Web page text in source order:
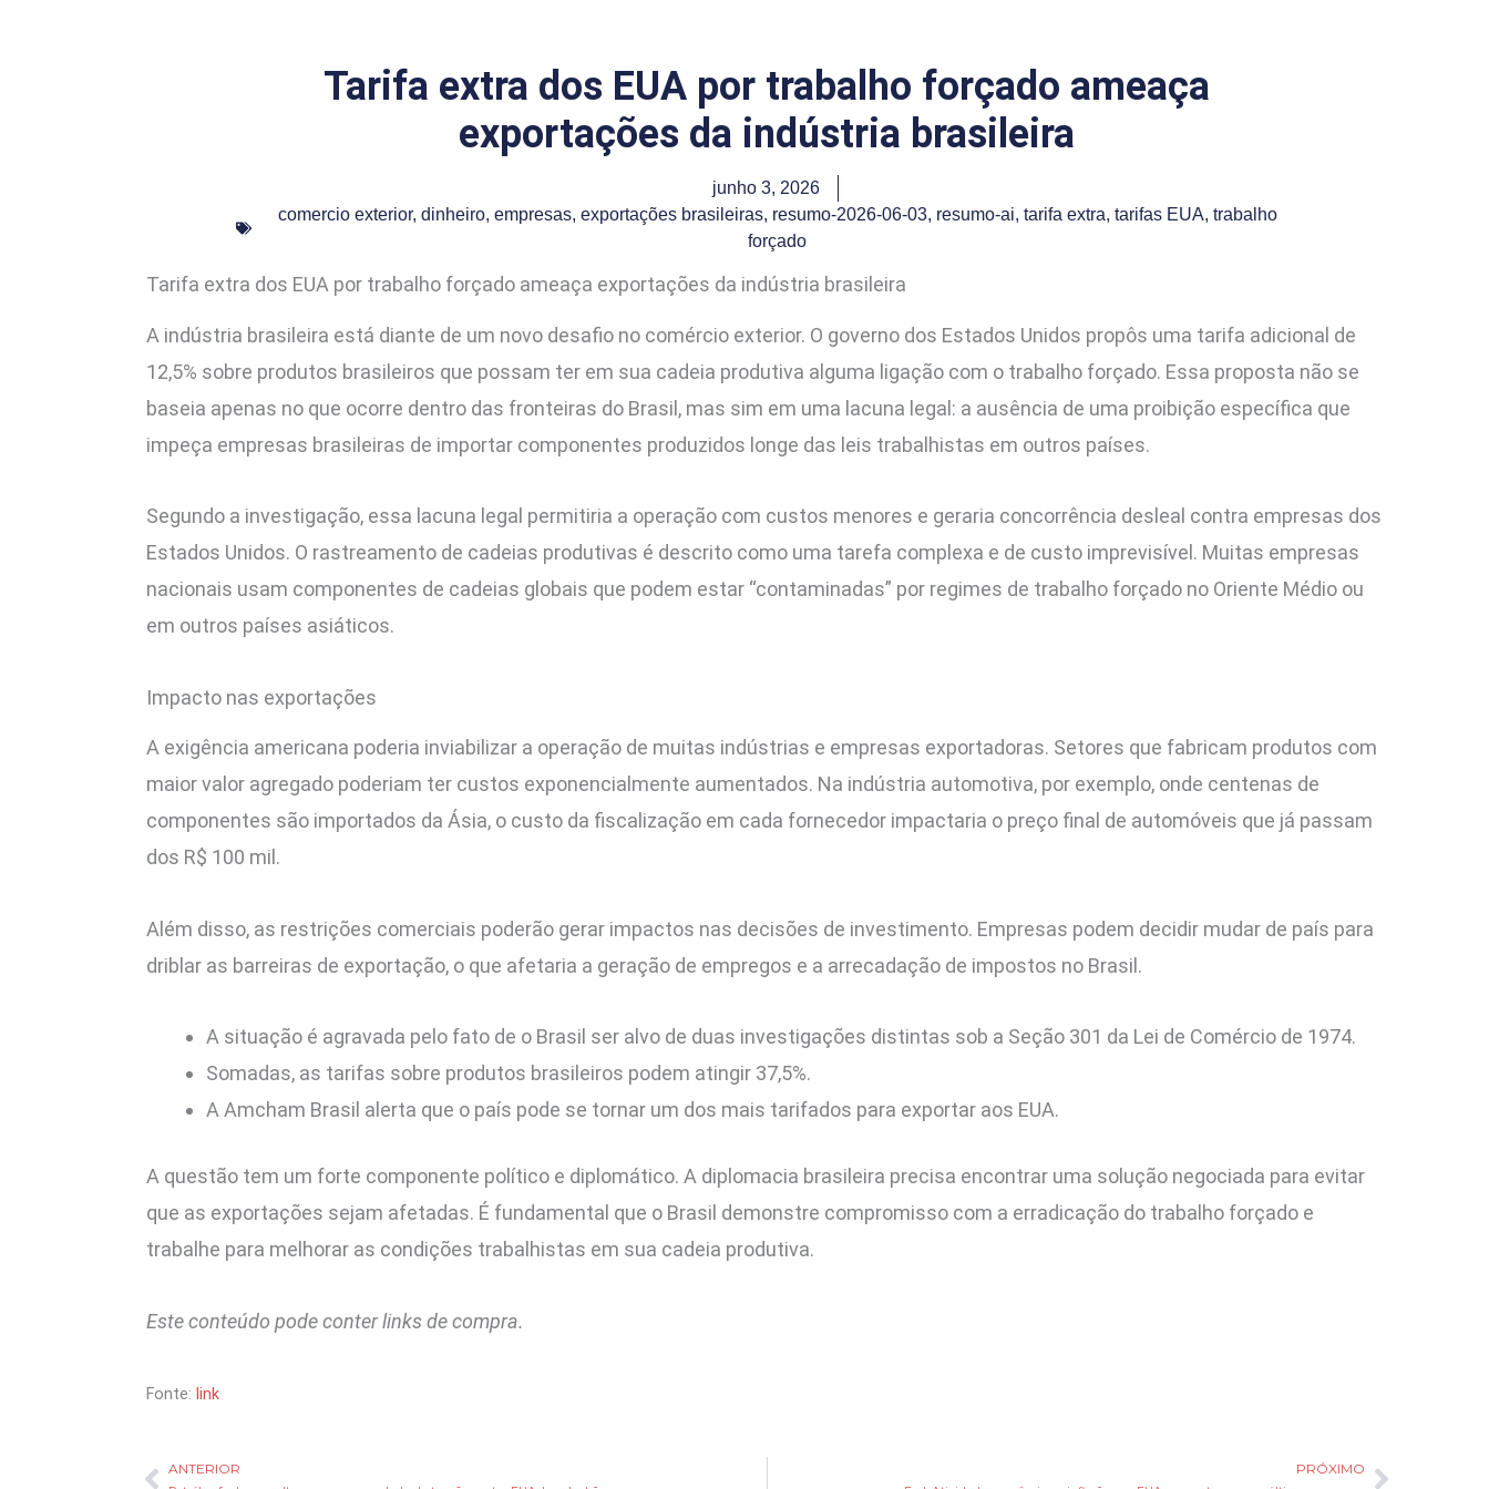
Tarifa extra dos EUA por trabalho forçado ameaça
exportações da indústria brasileira
junho 3, 2026
comercio exterior, dinheiro, empresas, exportações brasileiras, resumo-2026-06-03, resumo-ai, tarifa extra, tarifas EUA, trabalho
forçado
Tarifa extra dos EUA por trabalho forçado ameaça exportações da indústria brasileira
A indústria brasileira está diante de um novo desafio no comércio exterior. O governo dos Estados Unidos propôs uma tarifa adicional de
12,5% sobre produtos brasileiros que possam ter em sua cadeia produtiva alguma ligação com o trabalho forçado. Essa proposta não se
baseia apenas no que ocorre dentro das fronteiras do Brasil, mas sim em uma lacuna legal: a ausência de uma proibição específica que
impeça empresas brasileiras de importar componentes produzidos longe das leis trabalhistas em outros países.
Segundo a investigação, essa lacuna legal permitiria a operação com custos menores e geraria concorrência desleal contra empresas dos
Estados Unidos. O rastreamento de cadeias produtivas é descrito como uma tarefa complexa e de custo imprevisível. Muitas empresas
nacionais usam componentes de cadeias globais que podem estar “contaminadas” por regimes de trabalho forçado no Oriente Médio ou
em outros países asiáticos.
Impacto nas exportações
A exigência americana poderia inviabilizar a operação de muitas indústrias e empresas exportadoras. Setores que fabricam produtos com
maior valor agregado poderiam ter custos exponencialmente aumentados. Na indústria automotiva, por exemplo, onde centenas de
componentes são importados da Ásia, o custo da fiscalização em cada fornecedor impactaria o preço final de automóveis que já passam
dos R$ 100 mil.
Além disso, as restrições comerciais poderão gerar impactos nas decisões de investimento. Empresas podem decidir mudar de país para
driblar as barreiras de exportação, o que afetaria a geração de empregos e a arrecadação de impostos no Brasil.
A situação é agravada pelo fato de o Brasil ser alvo de duas investigações distintas sob a Seção 301 da Lei de Comércio de 1974.
Somadas, as tarifas sobre produtos brasileiros podem atingir 37,5%.
A Amcham Brasil alerta que o país pode se tornar um dos mais tarifados para exportar aos EUA.
A questão tem um forte componente político e diplomático. A diplomacia brasileira precisa encontrar uma solução negociada para evitar
que as exportações sejam afetadas. É fundamental que o Brasil demonstre compromisso com a erradicação do trabalho forçado e
trabalhe para melhorar as condições trabalhistas em sua cadeia produtiva.
Este conteúdo pode conter links de compra.
Fonte: link
ANTERIOR PRÓXIMO